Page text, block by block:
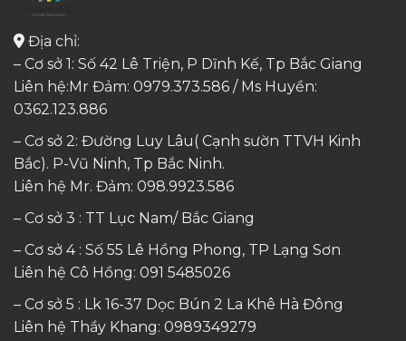
Địa chỉ:
– Cơ sở 1: Số 42 Lê Triện, P Dĩnh Kế, Tp Bắc Giang
Liên hệ:Mr Đảm: 0979.373.586 / Ms Huyền:
0362.123.886
– Cơ sở 2: Đường Luy Lâu( Cạnh sườn TTVH Kinh
Bắc). P-Vũ Ninh, Tp Bắc Ninh.
Liên hệ Mr. Đảm: 098.9923.586
– Cơ sở 3 : TT Lục Nam/ Bắc Giang
– Cơ sở 4 : Số 55 Lê Hồng Phong, TP Lạng Sơn
Liên hệ Cô Hồng: 091 5485026
– Cơ sở 5 : Lk 16-37 Dọc Bún 2 La Khê Hà Đông
Liên hệ Thầy Khang: 0989349279